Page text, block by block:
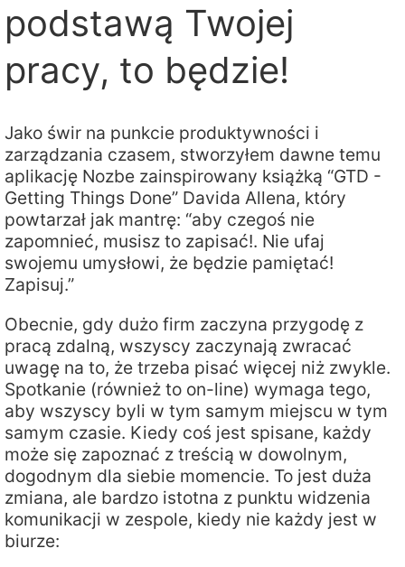
podstawą Twojej
pracy, to będzie!
Jako świr na punkcie produktywności i
zarządzania czasem, stworzyłem dawne temu
aplikację Nozbe zainspirowany książką “GTD -
Getting Things Done” Davida Allena, który
powtarzał jak mantrę: “aby czegoś nie
zapomnieć, musisz to zapisać!. Nie ufaj
swojemu umysłowi, że będzie pamiętać!
Zapisuj.”
Obecnie, gdy dużo firm zaczyna przygodę z
pracą zdalną, wszyscy zaczynają zwracać
uwagę na to, że trzeba pisać więcej niż zwykle.
Spotkanie (również to on-line) wymaga tego,
aby wszyscy byli w tym samym miejscu w tym
samym czasie. Kiedy coś jest spisane, każdy
może się zapoznać z treścią w dowolnym,
dogodnym dla siebie momencie. To jest duża
zmiana, ale bardzo istotna z punktu widzenia
komunikacji w zespole, kiedy nie każdy jest w
biurze: